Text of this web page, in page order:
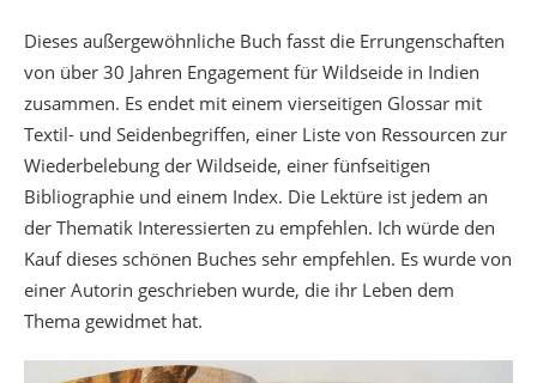
Dieses außergewöhnliche Buch fasst die Errungenschaften
von über 30 Jahren Engagement für Wildseide in Indien
zusammen. Es endet mit einem vierseitigen Glossar mit
Textil- und Seidenbegriffen, einer Liste von Ressourcen zur
Wiederbelebung der Wildseide, einer fünfseitigen
Bibliographie und einem Index. Die Lektüre ist jedem an
der Thematik Interessierten zu empfehlen. Ich würde den
Kauf dieses schönen Buches sehr empfehlen. Es wurde von
einer Autorin geschrieben wurde, die ihr Leben dem
Thema gewidmet hat.